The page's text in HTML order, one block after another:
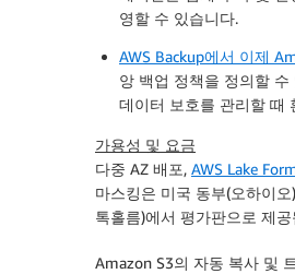
영할 수 있습니다.
AWS Backup에서 이제
앙 백업 정책을 정의할
데이터 보호를 관리할 때
가용성 및 요금
다중 AZ 배포, AWS Lake
마스킹은 미국 동부(오하이
톡홀름)에서 평가판으로 제
Amazon S3의 자동 복사 및